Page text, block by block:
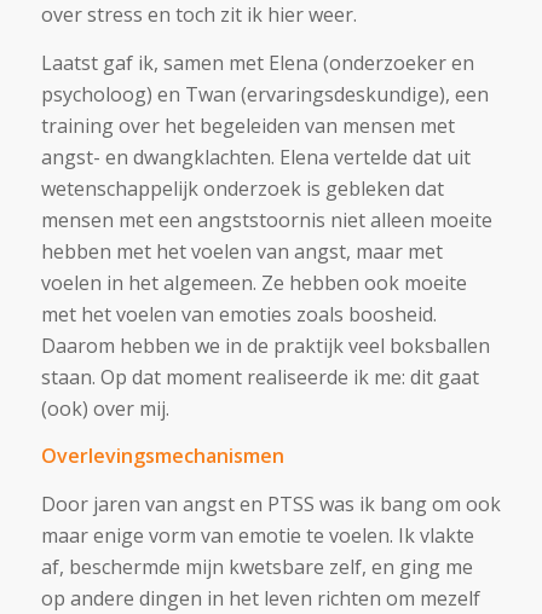
over stress en toch zit ik hier weer.
Laatst gaf ik, samen met Elena (onderzoeker en
psycholoog) en Twan (ervaringsdeskundige), een
training over het begeleiden van mensen met
angst- en dwangklachten. Elena vertelde dat uit
wetenschappelijk onderzoek is gebleken dat
mensen met een angststoornis niet alleen moeite
hebben met het voelen van angst, maar met
voelen in het algemeen. Ze hebben ook moeite
met het voelen van emoties zoals boosheid.
Daarom hebben we in de praktijk veel boksballen
staan. Op dat moment realiseerde ik me: dit gaat
(ook) over mij.
Overlevingsmechanismen
Door jaren van angst en PTSS was ik bang om ook
maar enige vorm van emotie te voelen. Ik vlakte
af, beschermde mijn kwetsbare zelf, en ging me
op andere dingen in het leven richten om mezelf